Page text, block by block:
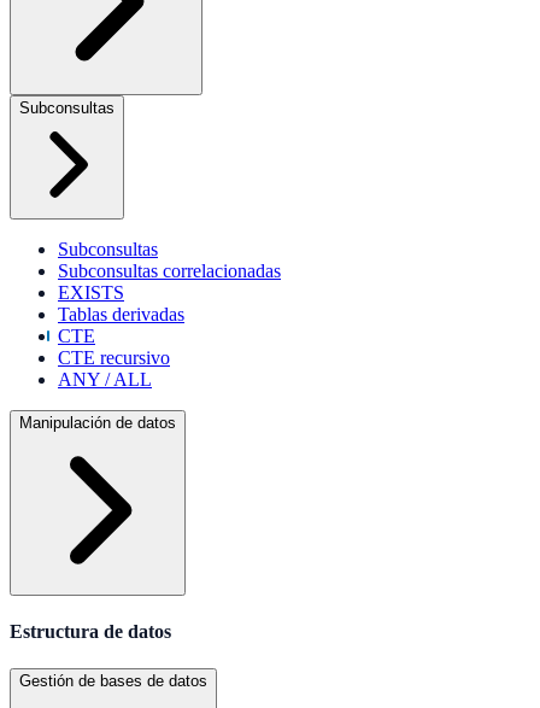
Subconsultas
Subconsultas
Subconsultas correlacionadas
EXISTS
Tablas derivadas
CTE
CTE recursivo
ANY / ALL
Manipulación de datos
Estructura de datos
Gestión de bases de datos